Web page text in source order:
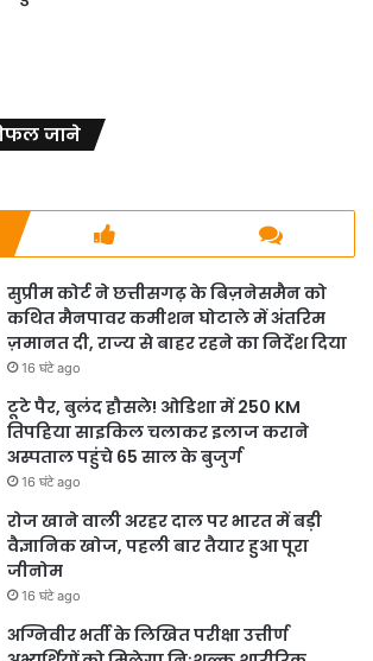
जाने
सुप्रीम कोर्ट ने छत्तीसगढ़ के बिज़नेसमैन को
कथित मैनपावर कमीशन घोटाले में अंतरिम
ज़मानत दी, राज्य से बाहर रहने का निर्देश दिया
16 घंटे ago
टूटे पैर, बुलंद हौसले! ओडिशा में 250 KM
तिपहिया साइकिल चलाकर इलाज कराने
अस्पताल पहुंचे 65 साल के बुजुर्ग
16 घंटे ago
रोज खाने वाली अरहर दाल पर भारत में बड़ी
वैज्ञानिक खोज, पहली बार तैयार हुआ पूरा
जीनोम
16 घंटे ago
अग्निवीर भर्ती के लिखित परीक्षा उत्तीर्ण